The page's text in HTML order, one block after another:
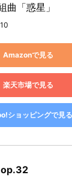
曲「惑星」
Amazonで見る
楽天市場で見る
ショッピングで見る
op.32